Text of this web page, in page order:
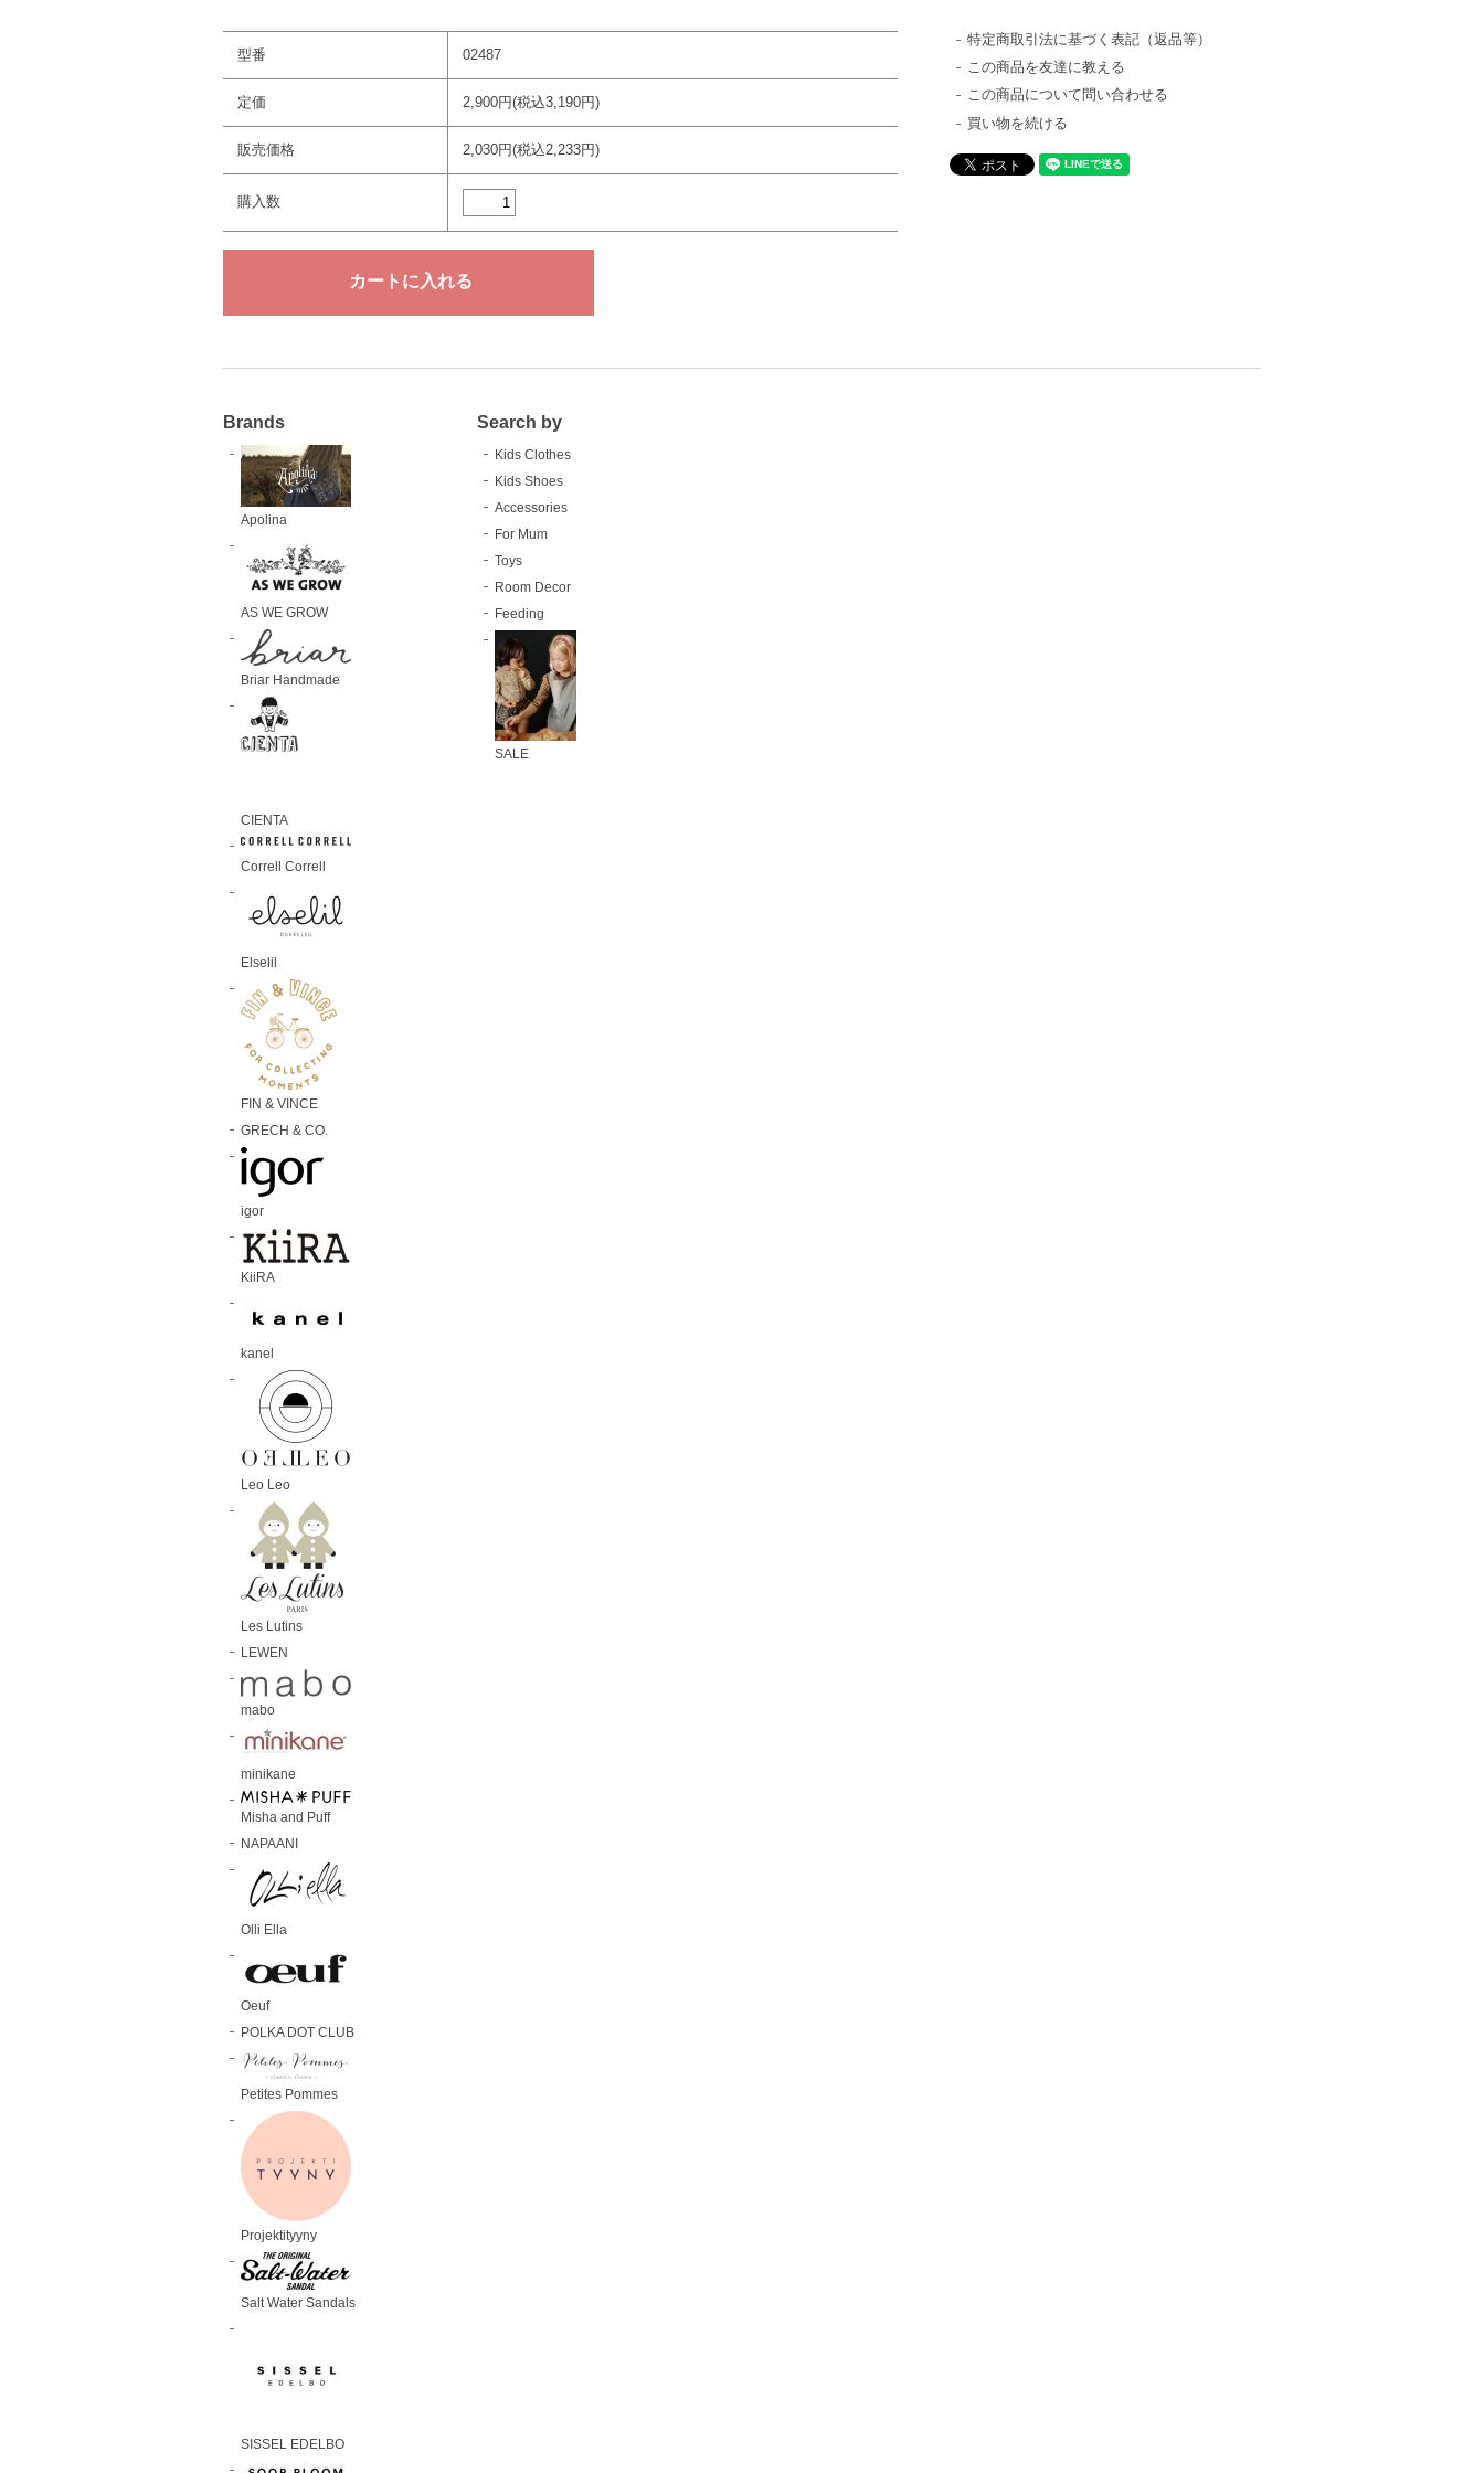
型番 02487
定価 2,900円(税込3,190円)
販売価格 2,030円(税込2,233円)
購入数
特定商取引法に基づく表記（返品等）
この商品を友達に教える
この商品について問い合わせる
買い物を続ける
Brands
Apolina
AS WE GROW
Briar Handmade
CIENTA
Correll Correll
Elselil
FIN & VINCE
GRECH & CO.
igor
KiiRA
kanel
Leo Leo
Les Lutins
LEWEN
mabo
minikane
Misha and Puff
NAPAANI
Olli Ella
Oeuf
POLKA DOT CLUB
Petites Pommes
Projektityyny
Salt Water Sandals
SISSEL EDELBO
Search by
Kids Clothes
Kids Shoes
Accessories
For Mum
Toys
Room Decor
Feeding
SALE